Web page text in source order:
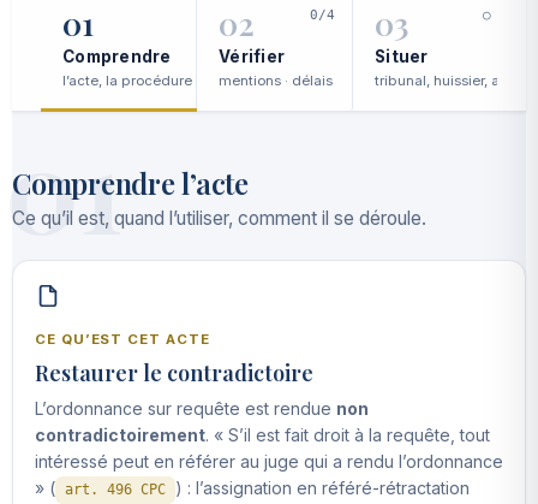
01
Comprendre
l’acte, la procédure
02
Vérifier
mentions · délais
0/4 03
Situer
tribunal, huissier, avocat
○
01
Comprendre l’acte
Ce qu’il est, quand l’utiliser, comment il se déroule.
CE QU’EST CET ACTE
Restaurer le contradictoire
L’ordonnance sur requête est rendue non
contradictoirement. « S’il est fait droit à la requête, tout
intéressé peut en référer au juge qui a rendu l’ordonnance
» ( art. 496 CPC
) : l’assignation en référé-rétractation